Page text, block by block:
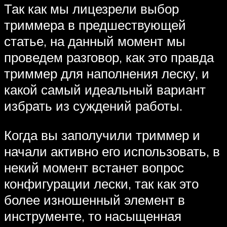
Так как мы лицезрели выбор
триммера в предшествующей
статье, на данный момент мы
проведем разговор, как это правда
триммер для наполнения леску, и
какой самый идеальный вариант
избрать из суждений работы.
Когда вы заполучили триммер и
начали активно его использовать, в
некий момент встанет вопрос
конфигурации лески, так как это
более изношенный элемент в
инструменте, то насыщенная